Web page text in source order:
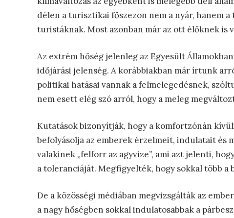
délen a turisztikai főszezon nem a nyár, hanem
turistáknak. Most azonban már az ott élőknek is
Az extrém hőség jelenleg az Egyesült
időjárási jelenség. A korábbiakban már írtunk
politikai hatásai vannak a felmelegedésnek,
nem esett elég szó arról, hogy a meleg
Kutatások bizonyítják, hogy a komfortzónán
befolyásolja az emberek érzelmeit, indulatait és
valakinek „felforr az agyvize”, ami azt jelenti,
a toleranciáját. Megfigyelték, hogy sokkal több a
De a közösségi médiában megvizsgálták az
a nagy hőségben sokkal indulatosabbak a